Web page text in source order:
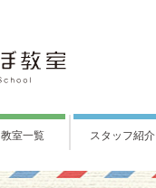
教室一覧 スタッフ紹介